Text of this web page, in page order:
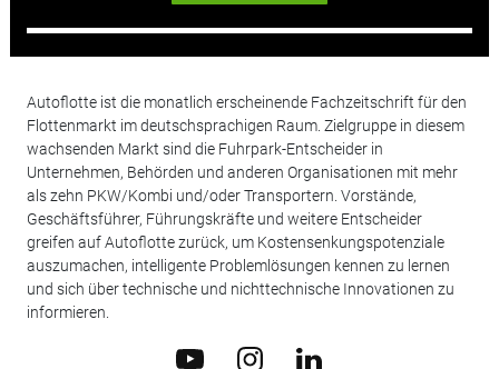
Autoflotte ist die monatlich erscheinende Fachzeitschrift für den
Flottenmarkt im deutschsprachigen Raum. Zielgruppe in diesem
wachsenden Markt sind die Fuhrpark-Entscheider in
Unternehmen, Behörden und anderen Organisationen mit mehr
als zehn PKW/Kombi und/oder Transportern. Vorstände,
Geschäftsführer, Führungskräfte und weitere Entscheider
greifen auf Autoflotte zurück, um Kostensenkungspotenziale
auszumachen, intelligente Problemlösungen kennen zu lernen
und sich über technische und nichttechnische Innovationen zu
informieren.